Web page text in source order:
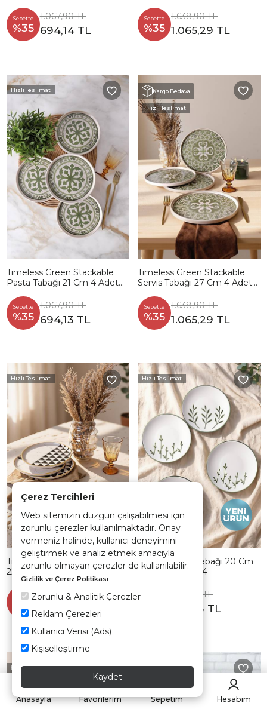
Çerez Tercihleri
Web sitemizin düzgün çalışabilmesi için
zorunlu çerezler kullanılmaktadır. Onay
vermeniz halinde, kullanıcı deneyimini
geliştirmek ve analiz etmek amacıyla
zorunlu olmayan çerezler de kullanılabilir.
Gizlilik ve Çerez Politikası
Zorunlu & Analitik Çerezler
Reklam Çerezleri
Kullanıcı Verisi (Ads)
Kişiselleştirme
Kaydet
Sepette
%35
1.067,90 TL
694,14 TL
Sepette
%35
1.638,90 TL
1.065,29 TL
Hızlı Teslimat
Timeless Green Stackable
Pasta Tabağı 21 Cm 4 Adet
Sepette
%35
1.067,90 TL
694,13 TL
Kargo Bedava
Hızlı Teslimat
Timeless Green Stackable
Servis Tabağı 27 Cm 4 Adet
Sepette
%35
1.638,90 TL
1.065,29 TL
Hızlı Teslimat
Trigon Nordic Pasta Tabağı
22 Cm 4 Adet 18767
Sepette 955,90 TL
647,33 TL
Hızlı Teslimat
Verdea Pasta Tabağı 20 Cm
4 Adet 23682-84
799,90 TL
519,93 TL
Hızlı Teslimat Hızlı Teslimat
Anasayfa Favorilerim Sepetim Hesabım